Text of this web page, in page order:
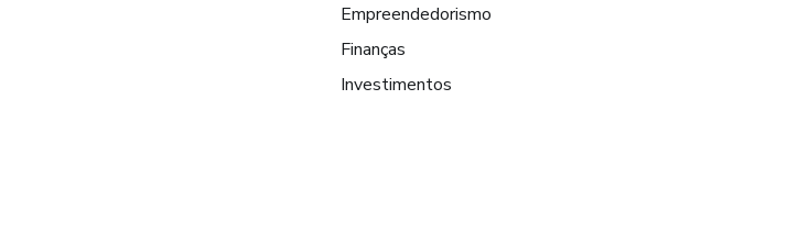
Empreendedorismo
Finanças
Investimentos